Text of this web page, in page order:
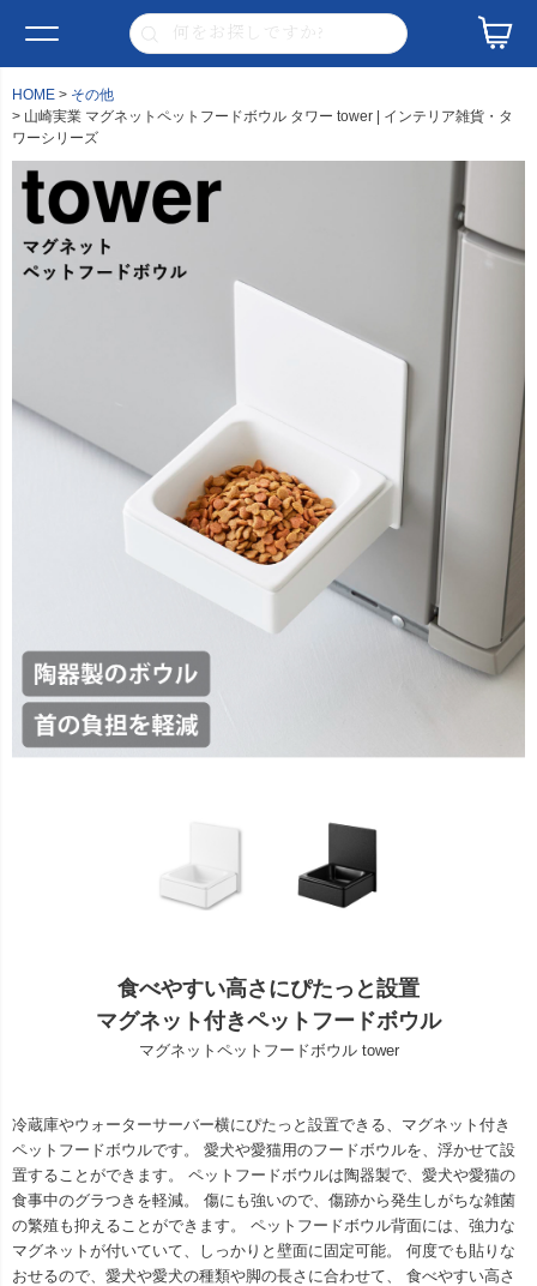
HOME
その他
山崎実業 マグネットペットフードボウル タワー tower | インテリア雑貨・タ
ワーシリーズ
食べやすい高さにぴたっと設置
マグネット付きペットフードボウル
マグネットペットフードボウル tower
冷蔵庫やウォーターサーバー横にぴたっと設置できる、マグネット付き
ペットフードボウルです。 愛犬や愛猫用のフードボウルを、浮かせて設
置することができます。 ペットフードボウルは陶器製で、愛犬や愛猫の
食事中のグラつきを軽減。 傷にも強いので、傷跡から発生しがちな雑菌
の繁殖も抑えることができます。 ペットフードボウル背面には、強力な
マグネットが付いていて、しっかりと壁面に固定可能。 何度でも貼りな
おせるので、愛犬や愛犬の種類や脚の長さに合わせて、 食べやすい高さ